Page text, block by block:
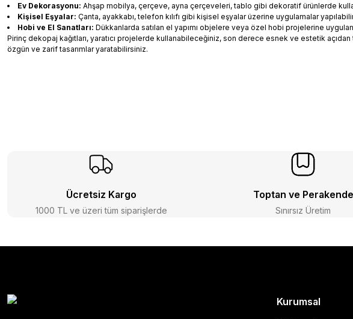
Ev Dekorasyonu: Ahşap mobilya, çerçeve, ayna çerçeveleri, tablo gibi dekoratif ürünlerde
Kişisel Eşyalar: Çanta, ayakkabı, telefon kılıfı gibi kişisel eşyalar üzerine uygulamalar
Hobi ve El Sanatları: Dükkanlarda satılan el yapımı objelere veya özel hobi projelerine
Pirinç dekopaj kağıtları, yaratıcı projelerde kullanabileceğiniz, son derece esnek ve estetik
özgün ve zarif tasarımlar yaratabilirsiniz.
Ücretsiz Kargo
1000 TL ve üzeri tüm siparişlerde
Toptan ve Perakende
Sınırsız Üretim
Kurumsal